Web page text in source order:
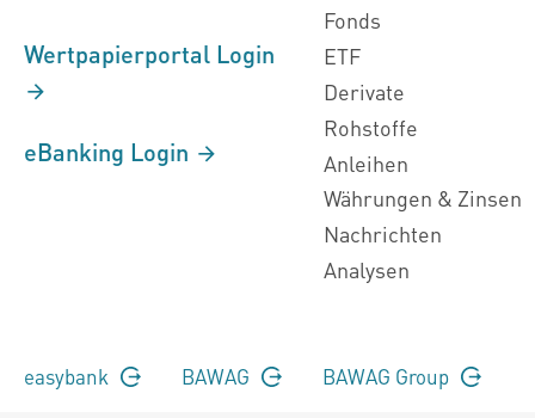
Wertpapierportal Login
eBanking Login
Fonds
ETF
Derivate
Rohstoffe
Anleihen
Währungen & Zinsen
Nachrichten
Analysen
easybank BAWAG BAWAG Group